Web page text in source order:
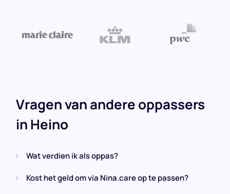
Vragen van andere oppassers
in Heino
Wat verdien ik als oppas?
Kost het geld om via Nina.care op te passen?